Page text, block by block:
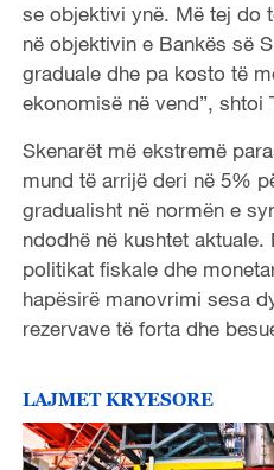
se objektivi ynë. Më tej do
në objektivin e Bankës së
graduale dhe pa kosto të
ekonomisë në vend”, shtoi
Skenarët më ekstremë
mund të arrijë deri në 5%
gradualisht në normën e
ndodhë në kushtet
politikat fiskale dhe
hapësirë manovrimi sesa
rezervave të forta dhe
LAJMET KRYESORE